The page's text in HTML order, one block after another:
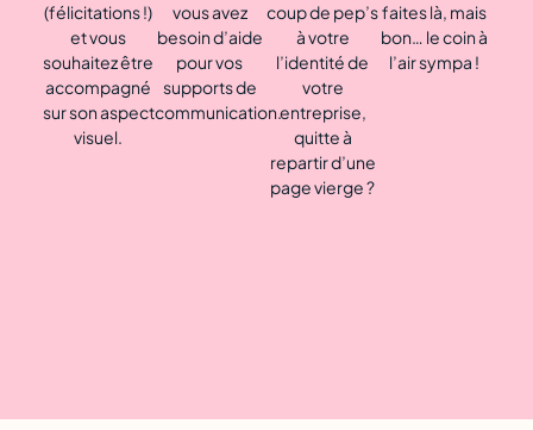
(félicitations !)
et vous
souhaitez être
accompagné
sur son aspect
visuel.
vous avez
besoin d’aide
pour vos
supports de
communication.
coup de pep’s
à votre
l’identité de
votre
entreprise,
quitte à
repartir d’une
page vierge ?
faites là, mais
bon… le coin à
l’air sympa !